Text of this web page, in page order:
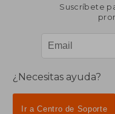
Suscríbete
¿Necesitas ayuda?
Ir a Centro de Soporte